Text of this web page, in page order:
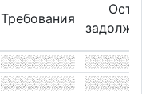
Требования